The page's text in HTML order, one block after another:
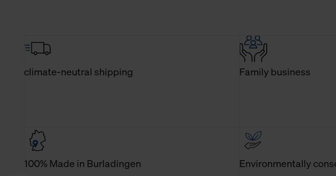
climate-neutral shipping Family business
100% Made in Burladingen Environmentally